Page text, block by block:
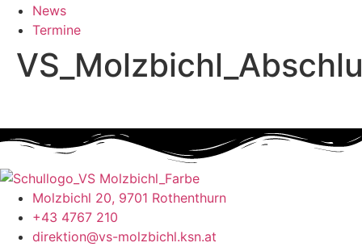
News
Termine
Molzbichl 20, 9701 Rothenthurn
+43 4767 210
direktion@vs-molzbichl.ksn.at